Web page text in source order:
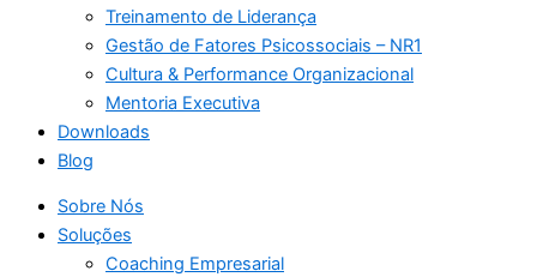
Treinamento de Liderança
Gestão de Fatores Psicossociais – NR1
Cultura & Performance Organizacional
Mentoria Executiva
Downloads
Blog
Sobre Nós
Soluções
Coaching Empresarial